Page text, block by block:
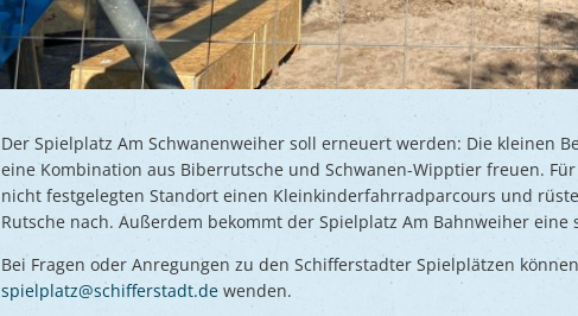
Der Spielplatz Am Schwanenweiher soll erneuert werden: Die kleinen
eine Kombination aus Biberrutsche und Schwanen-Wipptier freuen.
nicht festgelegten Standort einen Kleinkinderfahrradparcours und
Rutsche nach. Außerdem bekommt der Spielplatz Am Bahnweiher
Bei Fragen oder Anregungen zu den Schifferstadter Spielplätzen
spielplatz@schifferstadt.de wenden.